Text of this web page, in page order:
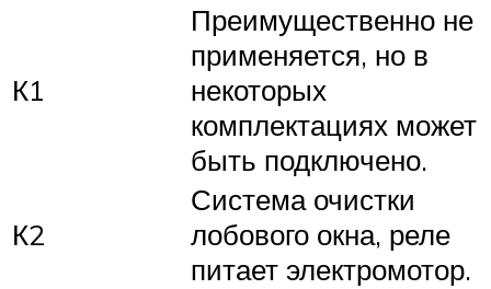
К1
Преимущественно не
применяется, но в
некоторых
комплектациях может
быть подключено.
К2
Система очистки
лобового окна, реле
питает электромотор.